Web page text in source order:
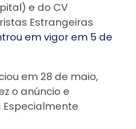
e do CV
Estrangeiras
em vigor em 5 de
em 28 de maio,
o anúncio e
Especialmente